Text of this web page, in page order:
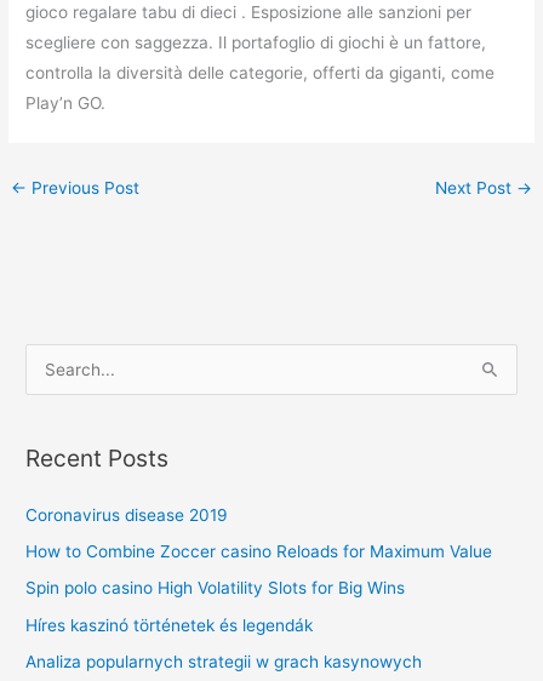
gioco regalare tabu di dieci . Esposizione alle sanzioni per
scegliere con saggezza. Il portafoglio di giochi è un fattore,
controlla la diversità delle categorie, offerti da giganti, come
Play’n GO.
← Previous Post Next Post →
r
c
r
:
Recent Posts
Coronavirus disease 2019
How to Combine Zoccer casino Reloads for Maximum Value
Spin polo casino High Volatility Slots for Big Wins
Híres kaszinó történetek és legendák
Analiza popularnych strategii w grach kasynowych